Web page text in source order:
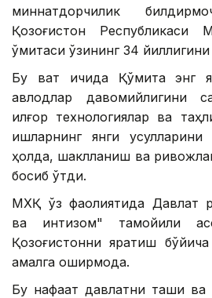
миннатдорчилик
Қозоғистон Республикаси
қўмитаси ўзининг 34
Бу вақт ичида Қўмита энг
авлодлар давомийлигини
илғор технологиялар ва
ишларнинг янги
ҳолда, шаклланиш ва
босиб ўтди.
МХҚ ўз фаолиятида Давлат
ва интизом" тамойили
Қозоғистонни яратиш
амалга оширмоқда.
Бу нафақат давлатни ташқи